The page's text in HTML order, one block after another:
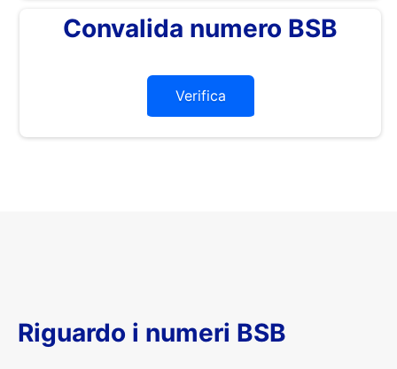
Convalida numero BSB
Verifica
Riguardo i numeri BSB